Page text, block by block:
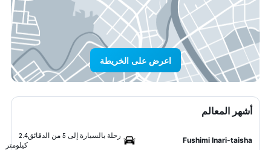
اعرض على الخريطة
أشهر المعالم
Fushimi Inari-taisha
رحلة بالسيارة إلى 5 من الدقائق
2.4
كيلومتر